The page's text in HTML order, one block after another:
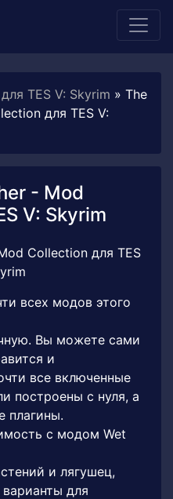
TES V: Skyrim » The
для TES V:
- Mod
V: Skyrim
всех модов этого
Вы можете сами
и
все включенные
построены с нуля, а
плагины.
с модом Wet
и лягушец,
для